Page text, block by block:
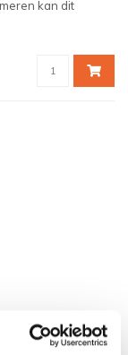
kan dit
te nemen.